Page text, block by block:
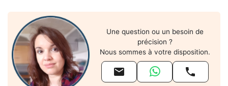
Une question ou un besoin de
précision ?
Nous sommes à votre disposition.
 